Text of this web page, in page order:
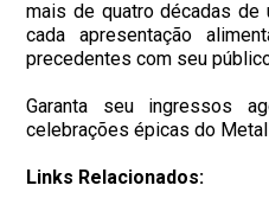
mais de quatro décadas de
cada apresentação
precedentes com seu
Garanta seu ingressos
celebrações épicas do
Links Relacionados: